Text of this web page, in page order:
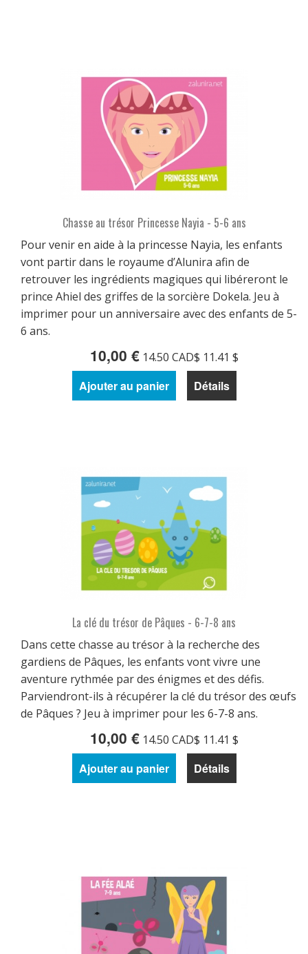
Chasse au trésor Princesse Nayia - 5-6 ans
Pour venir en aide à la princesse Nayia, les enfants
vont partir dans le royaume d’Alunira afin de
retrouver les ingrédients magiques qui libéreront le
prince Ahiel des griffes de la sorcière Dokela. Jeu à
imprimer pour un anniversaire avec des enfants de 5-
6 ans.
10,00 € 14.50 CAD$ 11.41 $
Ajouter au panier Détails
La clé du trésor de Pâques - 6-7-8 ans
Dans cette chasse au trésor à la recherche des
gardiens de Pâques, les enfants vont vivre une
aventure rythmée par des énigmes et des défis.
Parviendront-ils à récupérer la clé du trésor des œufs
de Pâques ? Jeu à imprimer pour les 6-7-8 ans.
10,00 € 14.50 CAD$ 11.41 $
Ajouter au panier Détails